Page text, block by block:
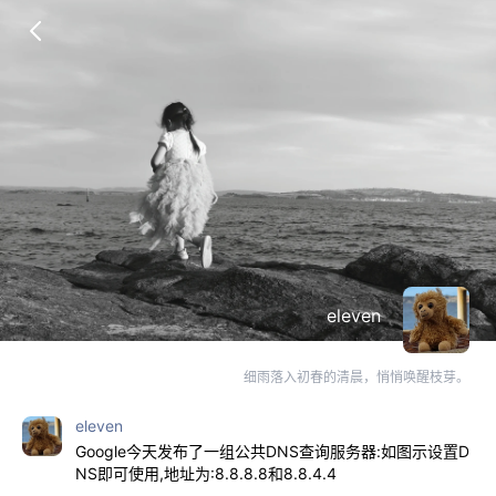
eleven
细雨落入初春的清晨，悄悄唤醒枝芽。
eleven
Google今天发布了一组公共DNS查询服务器:如图示设置D
NS即可使用,地址为:8.8.8.8和8.8.4.4